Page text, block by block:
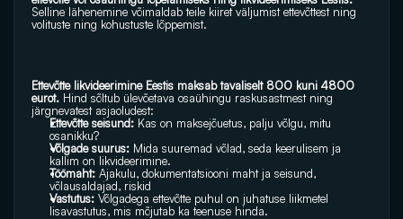
Selline lähenemine võimaldab teile kiiret väljumist ettevõttest ning
volituste ning kohustuste lõppemist.
Ettevõtte likvideerimine Eestis maksab tavaliselt 800 kuni 4800
eurot. Hind sõltub ülevõetava osaühingu raskusastmest ning
järgnevatest asjaoludest:
Ettevõtte seisund: Kas on maksejõuetus, palju võlgu, mitu
osanikku?
Võlgade suurus: Mida suuremad võlad, seda keerulisem ja
kallim on likvideerimine.
Töömaht: Ajakulu, dokumentatsiooni maht ja seisund,
võlausaldajad, riskid
Vastutus: Võlgadega ettevõtte puhul on juhatuse liikmetel
lisavastutus, mis mõjutab ka teenuse hinda.